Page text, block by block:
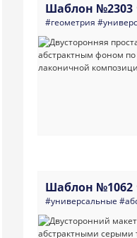
Шаблон №2303
#геометрия
Шаблон №1062
#универсальные